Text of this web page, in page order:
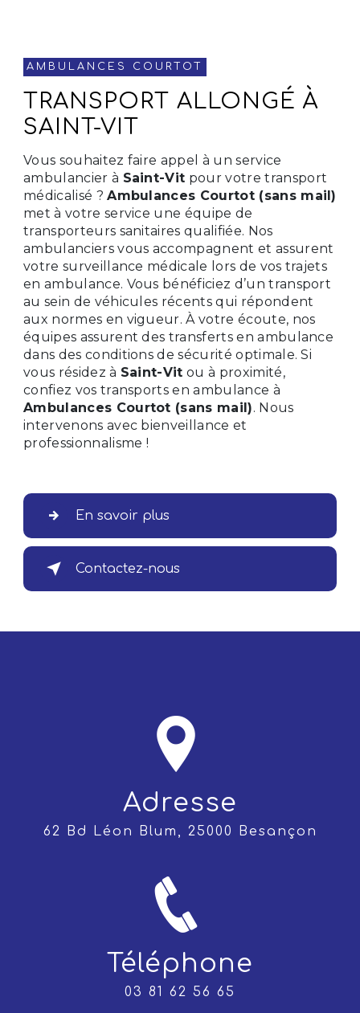
AMBULANCES COURTOT
TRANSPORT ALLONGÉ À
SAINT-VIT
Vous souhaitez faire appel à un service
ambulancier à Saint-Vit pour votre transport
médicalisé ?Ambulances Courtot (sans mail)
met à votre service une équipe de
transporteurs sanitaires qualifiée. Nos
ambulanciers vous accompagnent et assurent
votre surveillance médicale lors de vos trajets
en ambulance. Vous bénéficiez d’un transport
au sein de véhicules récents qui répondent
aux normes en vigueur. À votre écoute, nos
équipes assurent des transferts en ambulance
dans des conditions de sécurité optimale. Si
vous résidez à Saint-Vit ou à proximité,
confiez vos transports en ambulance à
Ambulances Courtot (sans mail). Nous
intervenons avec bienveillance et
professionnalisme !
En savoir plus
Contactez-nous
Adresse
62 Bd Léon Blum, 25000 Besançon
Téléphone
03 81 62 56 65